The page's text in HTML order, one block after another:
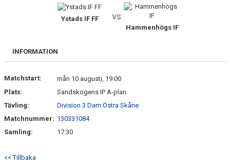
DOKUMENT
Ystads IF FF vs
Hammenhögs IF
INFORMATION
Matchstart:
mån 10 augusti, 19:00
Plats:
Sandskogens IP A-plan
Tävling:
Division 3 Dam Östra Skåne
Matchnummer: 130331084
Samling:
17:30
<< Tillbaka